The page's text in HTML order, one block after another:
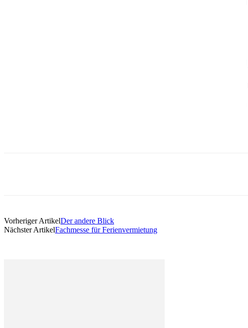
Vorheriger ArtikelDer andere Blick
Nächster ArtikelFachmesse für Ferienvermietung